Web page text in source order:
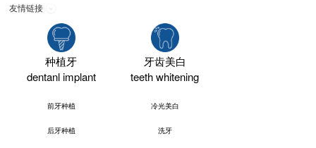
友情链接
种植牙
dentanl implant
前牙种植
后牙种植
牙齿美白
teeth whitening
冷光美白
洗牙